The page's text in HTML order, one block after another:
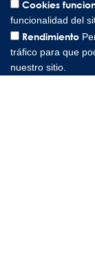
Cookies
funcionalidad del
Rendimiento
tráfico para que
nuestro sitio.